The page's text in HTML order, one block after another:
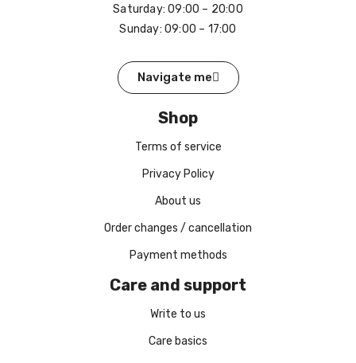
Saturday: 09:00 – 20:00
Sunday: 09:00 – 17:00
Navigate me
Shop
Terms of service
Privacy Policy
About us
Order changes / cancellation
Payment methods
Care and support
Write to us
Care basics